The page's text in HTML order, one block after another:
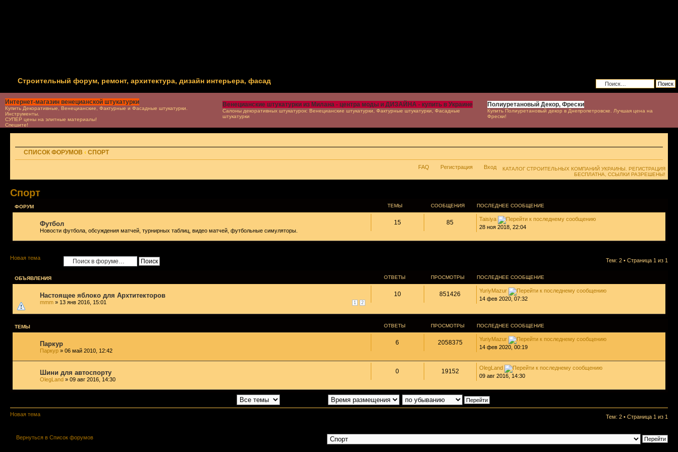
Строительный форум, ремонт, архитектура, дизайн интерьера, фасад
Интернет-магазин венецианской штукатурки
Купить Декоративные, Венецианские, Фактурные и Фасадные штукатурки.
Инструменты.
СУПЕР цены на элитные материалы!
Спешите!
Венецианские штукатурки из Милана - центра моды и ДИЗАЙНА - купить в Украине
Салоны декоративных штукатурок: Венецианские штукатурки, Фактурные штукатурки, Фасадные
штукатурки
Полиуретановый Декор, Фрески
Купить Полиуретановый декор в Днепропетровске. Лучшая цена на
Фрески!
СПИСОК ФОРУМОВ ‹ СПОРТ
FAQ Регистрация Вход
КАТАЛОГ СТРОИТЕЛЬНЫХ КОМПАНИЙ УКРАИНЫ. РЕГИСТРАЦИЯ
БЕСПЛАТНА, ССЫЛКИ РАЗРЕШЕНЫ!
Спорт
ФОРУМ ТЕМЫ СООБЩЕНИЯ ПОСЛЕДНЕЕ СООБЩЕНИЕ
Футбол
Новости футбола, обсуждения матчей, турнирных таблиц, видео матчей, футбольные симуляторы.
15 85
Taisiya
28 ноя 2018, 22:04
Новая тема Тем: 2 • Страница 1 из 1
ОБЪЯВЛЕНИЯ ОТВЕТЫ ПРОСМОТРЫ ПОСЛЕДНЕЕ СООБЩЕНИЕ
Настоящее яблоко для Архтитекторов
1 2
mmm » 13 янв 2016, 15:01
10 851426
YuriyMazur
14 фев 2020, 07:32
ТЕМЫ ОТВЕТЫ ПРОСМОТРЫ ПОСЛЕДНЕЕ СООБЩЕНИЕ
Паркур
Паркур » 06 май 2010, 12:42
6 2058375
YuriyMazur
14 фев 2020, 00:19
Шини для автоспорту
OlegLand » 09 авг 2016, 14:30
0 19152
OlegLand
09 авг 2016, 14:30
Новая тема Тем: 2 • Страница 1 из 1
Вернуться в Список форумов